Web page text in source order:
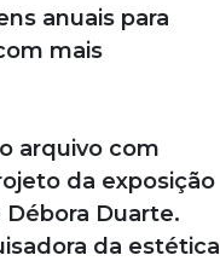
anuais para
mais
arquivo com
da exposição
Duarte.
da estética